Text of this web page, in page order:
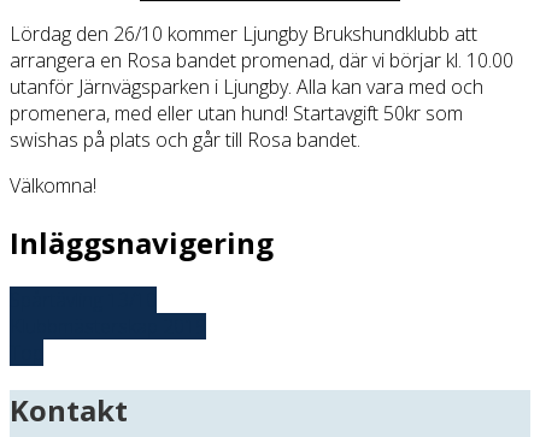
Lördag den 26/10 kommer Ljungby Brukshundklubb att
arrangera en Rosa bandet promenad, där vi börjar kl. 10.00
utanför Järnvägsparken i Ljungby. Alla kan vara med och
promenera, med eller utan hund! Startavgift 50kr som
swishas på plats och går till Rosa bandet.
Välkomna!
Inläggsnavigering
Kontakt